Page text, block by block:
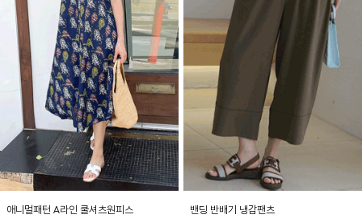
애니멀패턴 A라인 쿨셔츠원피스
밴딩 반배기 냉감팬츠